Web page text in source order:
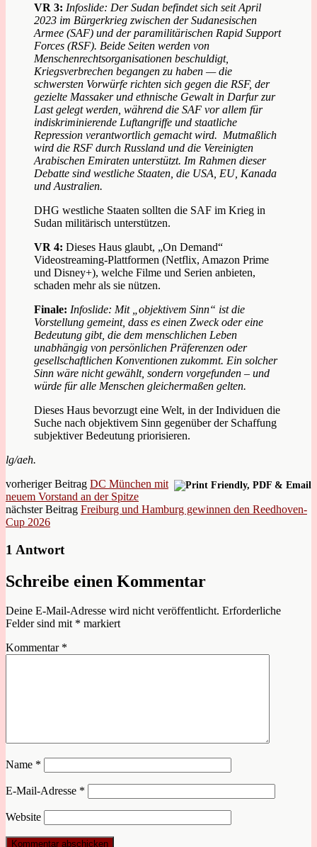
VR 3: Infoslide: Der Sudan befindet sich seit April
2023 im Bürgerkrieg zwischen der Sudanesischen
Armee (SAF) und der paramilitärischen Rapid Support
Forces (RSF). Beide Seiten werden von
Menschenrechtsorganisationen beschuldigt,
Kriegsverbrechen begangen zu haben — die
schwersten Vorwürfe richten sich gegen die RSF, der
gezielte Massaker und ethnische Gewalt in Darfur zur
Last gelegt werden, während die SAF vor allem für
indiskriminierende Luftangriffe und staatliche
Repression verantwortlich gemacht wird. Mutmaßlich
wird die RSF durch Russland und die Vereinigten
Arabischen Emiraten unterstützt. Im Rahmen dieser
Debatte sind westliche Staaten, die USA, EU, Kanada
und Australien.
DHG westliche Staaten sollten die SAF im Krieg in
Sudan militärisch unterstützen.
VR 4: Dieses Haus glaubt, „On Demand“
Videostreaming-Plattformen (Netflix, Amazon Prime
und Disney+), welche Filme und Serien anbieten,
schaden mehr als sie nützen.
Finale: Infoslide: Mit „objektivem Sinn“ ist die
Vorstellung gemeint, dass es einen Zweck oder eine
Bedeutung gibt, die dem menschlichen Leben
unabhängig von persönlichen Präferenzen oder
gesellschaftlichen Konventionen zukommt. Ein solcher
Sinn wäre nicht gewählt, sondern vorgefunden – und
würde für alle Menschen gleichermaßen gelten.
Dieses Haus bevorzugt eine Welt, in der Individuen die
Suche nach objektivem Sinn gegenüber der Schaffung
subjektiver Bedeutung priorisieren.
lg/aeh.
vorheriger Beitrag DC München mit
neuem Vorstand an der Spitze
nächster Beitrag Freiburg und Hamburg gewinnen den Reedhoven-
Cup 2026
1 Antwort
Schreibe einen Kommentar
Deine E-Mail-Adresse wird nicht veröffentlicht. Erforderliche
Felder sind mit * markiert
Kommentar *
Name *
E-Mail-Adresse *
Website